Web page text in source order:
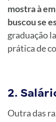
mostra à
buscou se
graduação
prática de
2.
Outra das